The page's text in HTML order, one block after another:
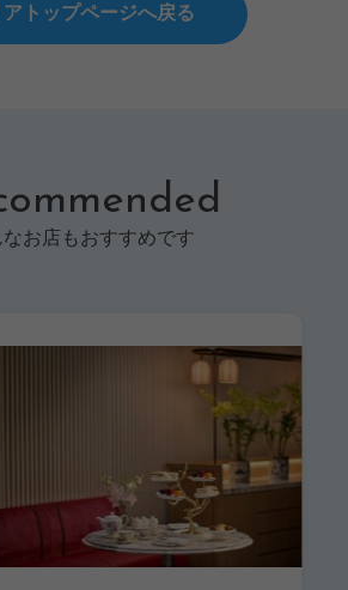
アトップページへ戻る
なお店もおすすめです